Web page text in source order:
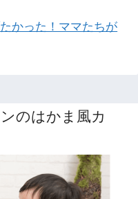
かった！ママたちが
のはかま風カ